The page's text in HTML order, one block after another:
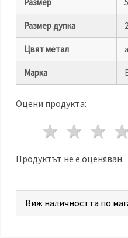
Настройки
бисквитките
Размер дупка
Цвят метал
Марка
Оцени продукта:
3
2
1
Продуктът не е оценяван.
Виж наличността по